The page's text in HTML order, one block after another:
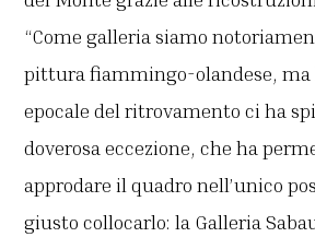
“Come galleria siamo
pittura fiammingo-olandese, ma
epocale del ritrovamento ci ha
doverosa eccezione, che ha
approdare il quadro nell’unico
giusto collocarlo: la Galleria